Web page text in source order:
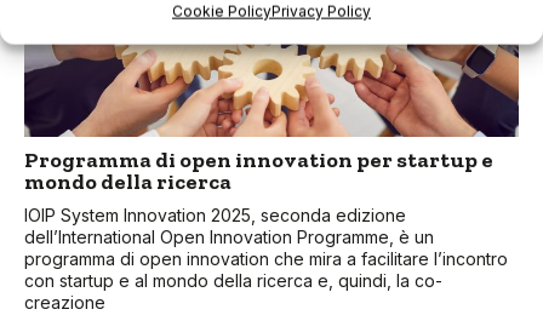
Cookie PolicyPrivacy Policy
Programma di open innovation per startup e
mondo della ricerca
IOIP System Innovation 2025, seconda edizione
dell’International Open Innovation Programme, è un
programma di open innovation che mira a facilitare l’incontro
con startup e al mondo della ricerca e, quindi, la co-
creazione